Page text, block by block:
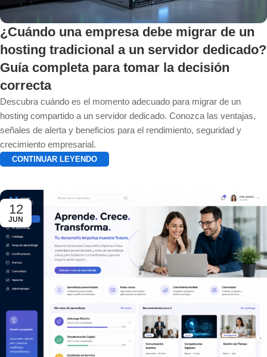
¿Cuándo una empresa debe migrar de un
hosting tradicional a un servidor dedicado?
Guía completa para tomar la decisión
correcta
Descubra cuándo es el momento adecuado para migrar de un
hosting compartido a un servidor dedicado. Conozca las ventajas,
señales de alerta y beneficios para el rendimiento, seguridad y
crecimiento empresarial.
CONTINUAR LEYENDO
12
JUN